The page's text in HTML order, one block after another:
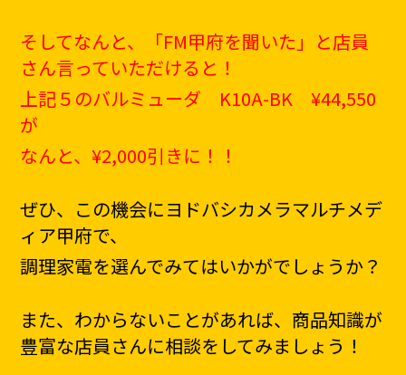
そしてなんと、「FM甲府を聞いた」と店員
さん言っていただけると！
上記５のバルミューダ K10A-BK ¥44,550
が
なんと、¥2,000引きに！！
ぜひ、この機会にヨドバシカメラマルチメデ
ィア甲府で、
調理家電を選んでみてはいかがでしょうか？
また、わからないことがあれば、商品知識が
豊富な店員さんに相談をしてみましょう！